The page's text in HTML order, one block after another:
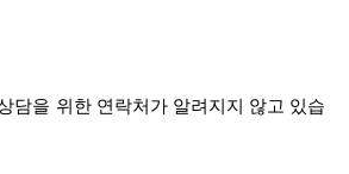
담을 위한 연락처가 알려지지 않고 있습